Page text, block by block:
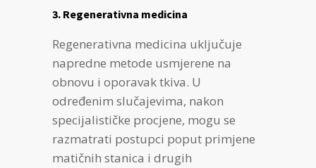
3. Regenerativna medicina
Regenerativna medicina uključuje
napredne metode usmjerene na
obnovu i oporavak tkiva. U
određenim slučajevima, nakon
specijalističke procjene, mogu se
razmatrati postupci poput primjene
matičnih stanica i drugih